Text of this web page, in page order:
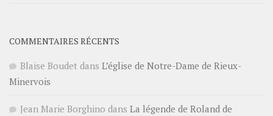
COMMENTAIRES RÉCENTS
Blaise Boudet dans L’église de Notre-Dame de Rieux-
Minervois
Jean Marie Borghino dans La légende de Roland de